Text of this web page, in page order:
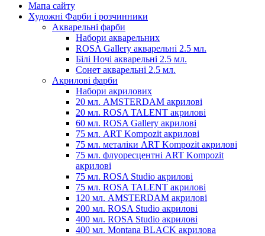
Мапа сайту
Художні Фарби і розчинники
Акварельні фарби
Набори акварельних
ROSA Gallery акварельні 2.5 мл.
Білі Ночі акварельні 2.5 мл.
Сонет акварельні 2.5 мл.
Акрилові фарби
Набори акрилових
20 мл. AMSTERDAM акрилові
20 мл. ROSA TALENT акрилові
60 мл. ROSA Gallery акрилові
75 мл. ART Kompozit акрилові
75 мл. металіки ART Kompozit акрилові
75 мл. флуоресцентні ART Kompozit
акрилові
75 мл. ROSA Studio акрилові
75 мл. ROSA TALENT акрилові
120 мл. AMSTERDAM акрилові
200 мл. ROSA Studio акрилові
400 мл. ROSA Studio акрилові
400 мл. Montana BLACK акрилова